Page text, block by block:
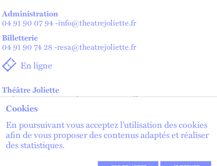
Administration
04 91 90 07 94-info@theatrejoliette.fr
Billetterie
04 91 90 74 28 -resa@theatrejoliette.fr
En ligne
Théâtre Joliette
2 place Henri Verneuil - 13002 Marseille
Théâtre de Lenche — Maison des artistes
2 place de Lenche - 13002 Marseille
lien externe
lien externe
lien externe
Cookies
En poursuivant vous acceptez l’utilisation des cookies
afin de vous proposer des contenus adaptés et réaliser
des statistiques.